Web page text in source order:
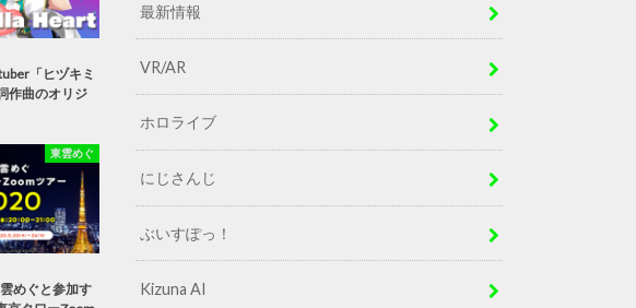
「ヒヅキミ
作曲のオリジ
東雲めぐ
めぐと参加す
最新情報
VR/AR
ホロライブ
にじさんじ
ぶいすぽっ！
Kizuna AI